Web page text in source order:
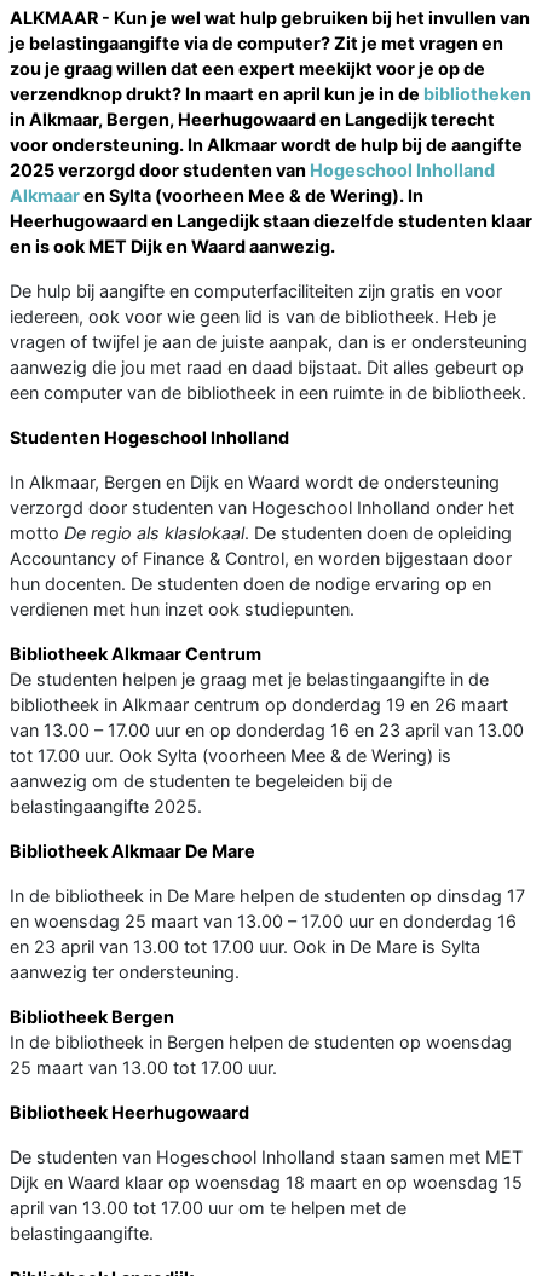
ALKMAAR - Kun je wel wat hulp gebruiken bij het invullen van
je belastingaangifte via de computer? Zit je met vragen en
zou je graag willen dat een expert meekijkt voor je op de
verzendknop drukt? In maart en april kun je in de bibliotheken
in Alkmaar, Bergen, Heerhugowaard en Langedijk terecht
voor ondersteuning. In Alkmaar wordt de hulp bij de aangifte
2025 verzorgd door studenten van Hogeschool Inholland
Alkmaaren Sylta (voorheen Mee & de Wering). In
Heerhugowaard en Langedijk staan diezelfde studenten klaar
en is ook MET Dijk en Waard aanwezig.
De hulp bij aangifte en computerfaciliteiten zijn gratis en voor
iedereen, ook voor wie geen lid is van de bibliotheek. Heb je
vragen of twijfel je aan de juiste aanpak, dan is er ondersteuning
aanwezig die jou met raad en daad bijstaat. Dit alles gebeurt op
een computer van de bibliotheek in een ruimte in de bibliotheek.
Studenten Hogeschool Inholland
In Alkmaar, Bergen en Dijk en Waard wordt de ondersteuning
verzorgd door studenten van Hogeschool Inholland onder het
motto De regio als klaslokaal. De studenten doen de opleiding
Accountancy of Finance & Control, en worden bijgestaan door
hun docenten. De studenten doen de nodige ervaring op en
verdienen met hun inzet ook studiepunten.
Bibliotheek Alkmaar Centrum
De studenten helpen je graag met je belastingaangifte in de
bibliotheek in Alkmaar centrum op donderdag 19 en 26 maart
van 13.00 – 17.00 uur en op donderdag 16 en 23 april van 13.00
tot 17.00 uur. Ook Sylta (voorheen Mee & de Wering) is
aanwezig om de studenten te begeleiden bij de
belastingaangifte 2025.
Bibliotheek Alkmaar De Mare
In de bibliotheek in De Mare helpen de studenten op dinsdag 17
en woensdag 25 maart van 13.00 – 17.00 uur en donderdag 16
en 23 april van 13.00 tot 17.00 uur. Ook in De Mare is Sylta
aanwezig ter ondersteuning.
Bibliotheek Bergen
In de bibliotheek in Bergen helpen de studenten op woensdag
25 maart van 13.00 tot 17.00 uur.
Bibliotheek Heerhugowaard
De studenten van Hogeschool Inholland staan samen met MET
Dijk en Waard klaar op woensdag 18 maart en op woensdag 15
april van 13.00 tot 17.00 uur om te helpen met de
belastingaangifte.